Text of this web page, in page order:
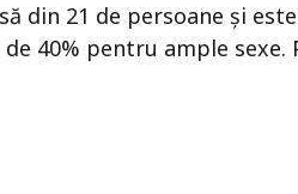
din 21 de persoane și
40% pentru ample sexe.